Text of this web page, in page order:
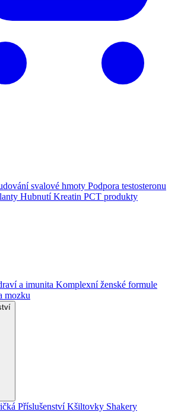
svalové hmoty Podpora testosteronu
HubnutíKreatin PCT produkty
a imunita Komplexní ženské formule
mozku
PříslušenstvíKšiltovky Shakery